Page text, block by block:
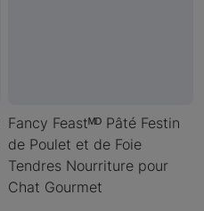
Fancy Feastᴹᴰ Pâté Festin
de Poulet et de Foie
Tendres Nourriture pour
Chat Gourmet